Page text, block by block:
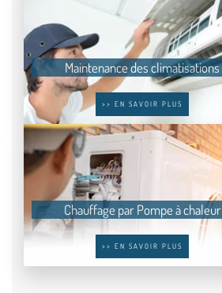
Maintenance des climatisations
>> EN SAVOIR PLUS
Chauffage par Pompe à chaleur
>> EN SAVOIR PLUS